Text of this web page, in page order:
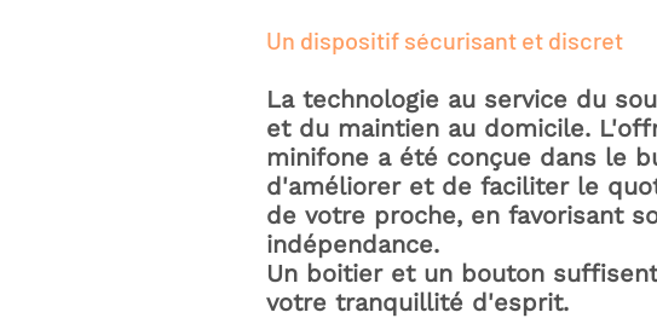
Un dispositif sécurisant et discret
La technologie au service du
et du maintien au domicile.
minifone a été conçue dans le
d'améliorer et de faciliter le
de votre proche, en favorisant
indépendance.
Un boitier et un bouton
votre tranquillité d'esprit.